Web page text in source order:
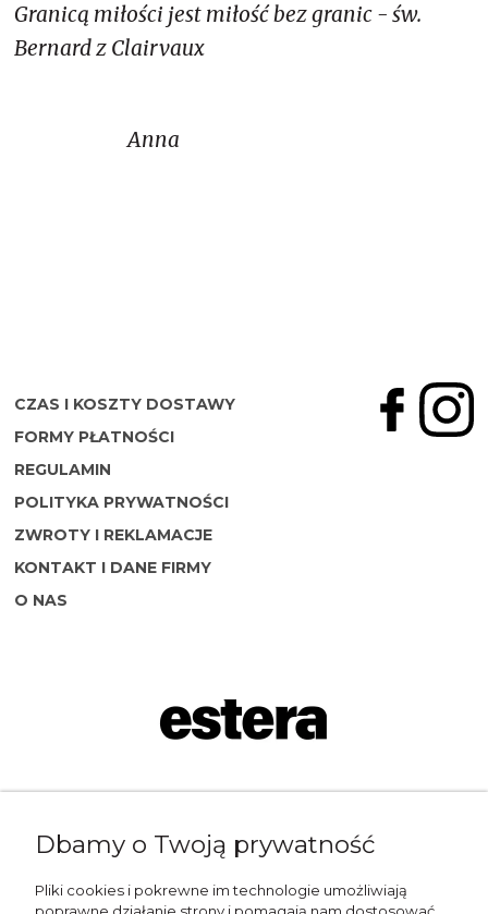
Granicą miłości jest miłość bez granic - św.
Bernard z Clairvaux
Anna
CZAS I KOSZTY DOSTAWY
FORMY PŁATNOŚCI
REGULAMIN
POLITYKA PRYWATNOŚCI
ZWROTY I REKLAMACJE
KONTAKT I DANE FIRMY
O NAS
shop@esterashop.com
Dbamy o Twoją prywatność
Pliki cookies i pokrewne im technologie umożliwiają